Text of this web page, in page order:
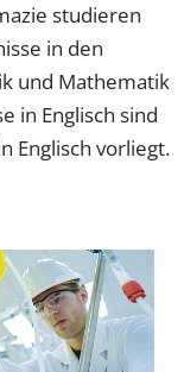
studieren
in den
und Mathematik
in Englisch sind
Englisch vorliegt.